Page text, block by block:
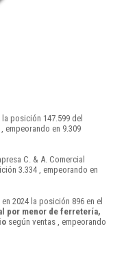
posición 147.599 del
empeorando en 9.309
C. & A. Comercial
3.334 , empeorando en
2024 la posición 896 en el
por menor de ferretería,
según ventas , empeorando